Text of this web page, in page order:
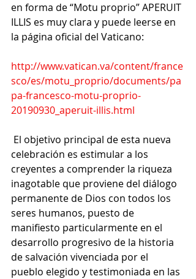
en forma de “Motu proprio” APERUIT
ILLIS es muy clara y puede leerse en
la página oficial del Vaticano:
http://www.vatican.va/content/france
sco/es/motu_proprio/documents/pa
pa-francesco-motu-proprio-
20190930_aperuit-illis.html
celebración es estimular a los
creyentes a comprender la riqueza
inagotable que proviene del diálogo
permanente de Dios con todos los
seres humanos, puesto de
manifiesto particularmente en el
desarrollo progresivo de la historia
de salvación vivenciada por el
pueblo elegido y testimoniada en las